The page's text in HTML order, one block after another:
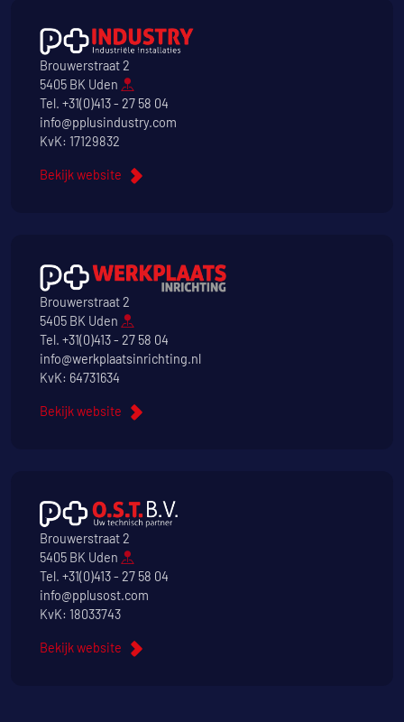
Brouwerstraat 2
5405 BK Uden
Tel. +31(0)413 - 27 58 04
info@pplusindustry.com
KvK: 17129832
Bekijk website
Brouwerstraat 2
5405 BK Uden
Tel. +31(0)413 - 27 58 04
info@werkplaatsinrichting.nl
KvK: 64731634
Bekijk website
Brouwerstraat 2
5405 BK Uden
Tel. +31(0)413 - 27 58 04
info@pplusost.com
KvK: 18033743
Bekijk website